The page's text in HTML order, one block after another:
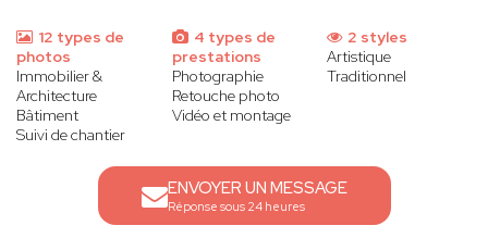
12 types de
photos
Immobilier &
Architecture
Bâtiment
Suivi de chantier
4 types de
prestations
Photographie
Retouche photo
Vidéo et montage
2 styles
Artistique
Traditionnel
ENVOYER UN MESSAGE
Réponse sous 24 heures